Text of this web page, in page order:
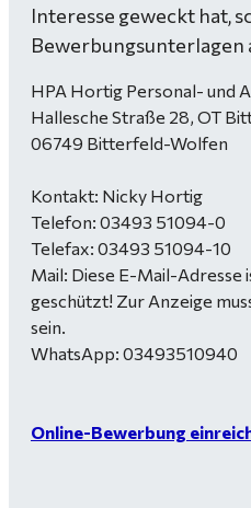
Interesse geweckt hat,
HPA Hortig Personal- und
Hallesche Straße 28, OT
06749 Bitterfeld-Wolfen
Kontakt: Nicky Hortig
Telefon: 03493 51094-0
Telefax: 03493 51094-10
Mail: Diese E-Mail-Adresse
geschützt! Zur Anzeige
sein.
WhatsApp: 03493510940
Online-Bewerbung